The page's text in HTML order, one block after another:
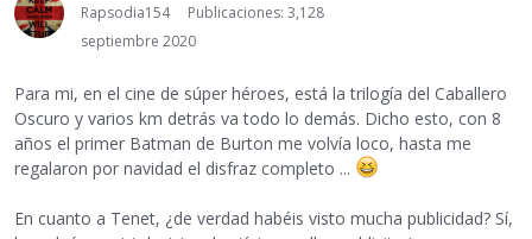
Rapsodia154
Publicaciones: 3,128
septiembre 2020
Para mi, en el cine de súper héroes, está la trilogía del Caballero
Oscuro y varios km detrás va todo lo demás. Dicho esto, con 8
años el primer Batman de Burton me volvía loco, hasta me
regalaron por navidad el disfraz completo ...
En cuanto a Tenet, ¿de verdad habéis visto mucha publicidad? Sí,